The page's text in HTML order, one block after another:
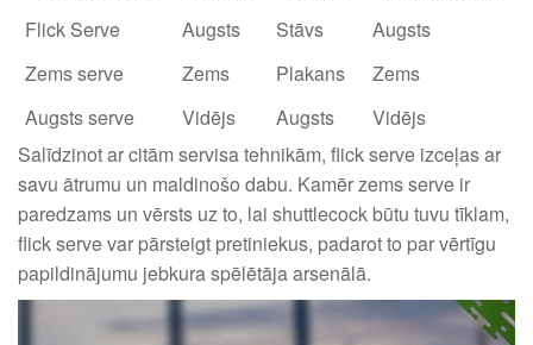
Flick Serve
Augsts Stāvs
Augsts
Zems serve
Zems Plakans
Zems
Augsts serve
Vidējs Augsts
Vidējs
Salīdzinot ar citām servisa tehnikām, flick serve izceļas ar
savu ātrumu un maldinošo dabu. Kamēr zems serve ir
paredzams un vērsts uz to, lai shuttlecock būtu tuvu tīklam,
flick serve var pārsteigt pretiniekus, padarot to par vērtīgu
papildinājumu jebkura spēlētāja arsenālā.